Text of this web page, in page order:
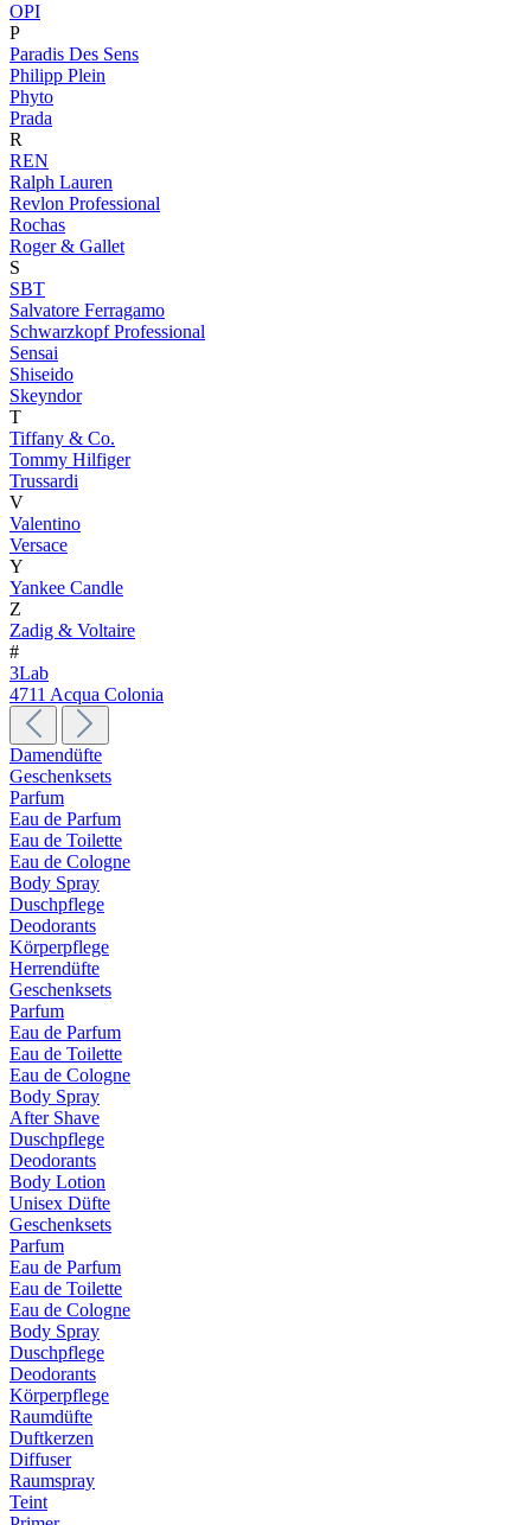
OPI
P
Paradis Des Sens
Philipp Plein
Phyto
Prada
R
REN
Ralph Lauren
Revlon Professional
Rochas
Roger & Gallet
S
SBT
Salvatore Ferragamo
Schwarzkopf Professional
Sensai
Shiseido
Skeyndor
T
Tiffany & Co.
Tommy Hilfiger
Trussardi
V
Valentino
Versace
Y
Yankee Candle
Z
Zadig & Voltaire
#
3Lab
4711 Acqua Colonia
Damendüfte
Geschenksets
Parfum
Eau de Parfum
Eau de Toilette
Eau de Cologne
Body Spray
Duschpflege
Deodorants
Körperpflege
Herrendüfte
Geschenksets
Parfum
Eau de Parfum
Eau de Toilette
Eau de Cologne
Body Spray
After Shave
Duschpflege
Deodorants
Body Lotion
Unisex Düfte
Geschenksets
Parfum
Eau de Parfum
Eau de Toilette
Eau de Cologne
Body Spray
Duschpflege
Deodorants
Körperpflege
Raumdüfte
Duftkerzen
Diffuser
Raumspray
Teint